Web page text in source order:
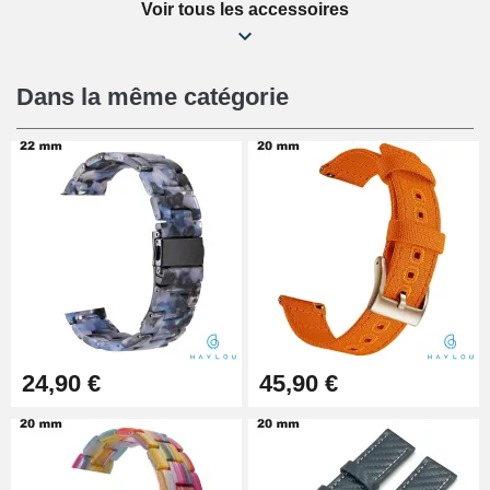
Kit Réparation Montre Débutant
16,90 €
Pied à Coulisse Numérique
9,90 €
Pince à Poinçonner (pince trou)
57,42 €
Pince Trou pour Bracelet de
Kit Horlogerie Débutant
Voir tous les accessoires
Dans la même catégorie
24,90 € 45,90 €